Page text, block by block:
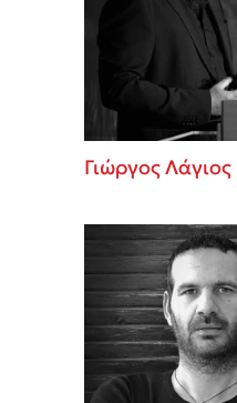
Γιώργος Λάγιος